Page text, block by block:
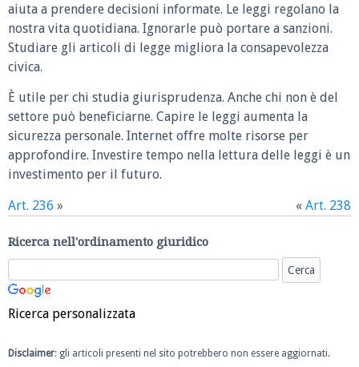
aiuta a prendere decisioni informate. Le leggi regolano la
nostra vita quotidiana. Ignorarle può portare a sanzioni.
Studiare gli articoli di legge migliora la consapevolezza
civica.
È utile per chi studia giurisprudenza. Anche chi non è del
settore può beneficiarne. Capire le leggi aumenta la
sicurezza personale. Internet offre molte risorse per
approfondire. Investire tempo nella lettura delle leggi è un
investimento per il futuro.
Art. 236 » « Art. 238
Ricerca nell'ordinamento giuridico
Ricerca personalizzata
Disclaimer: gli articoli presenti nel sito potrebbero non essere aggiornati.